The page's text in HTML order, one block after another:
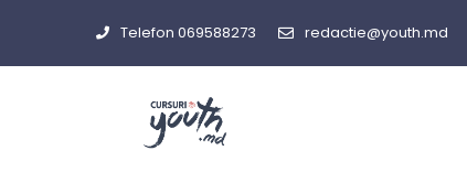
Telefon 069588273 redactie@youth.md